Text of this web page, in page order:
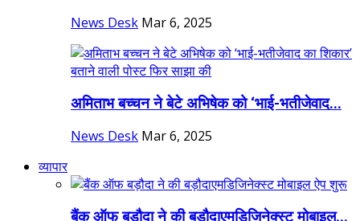
News Desk Mar 6, 2025
अमिताभ बच्चन ने बेटे अभिषेक को ‘भाई-भतीजेवाद...
News Desk Mar 6, 2025
व्यापार
बैंक ऑफ बड़ौदा ने की बड़ौदाएमडिजिनेक्स्ट मोबाइल...